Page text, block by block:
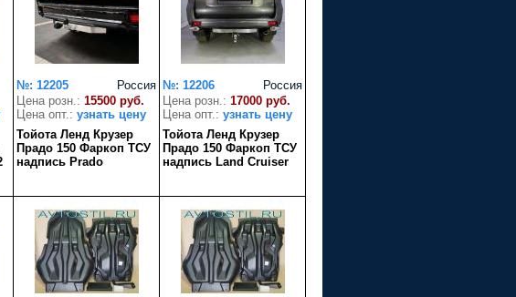
Россия
№: 12205
Цена розн.: 15500 руб.
Цена опт.: узнать цену
Тойота Ленд Крузер
Прадо 150 Фаркоп ТСУ
надпись Prado
Россия
№: 12206
Цена розн.: 17000 руб.
Цена опт.: узнать цену
Тойота Ленд Крузер
Прадо 150 Фаркоп ТСУ
надпись Land Cruiser